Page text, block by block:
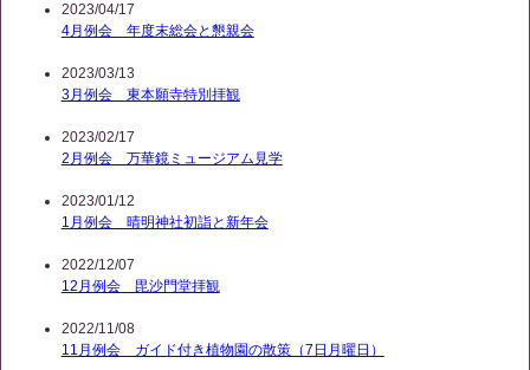
2023/04/17
4月例会 年度末総会と懇親会
2023/03/13
3月例会 東本願寺特別拝観
2023/02/17
2月例会 万華鏡ミュージアム見学
2023/01/12
1月例会 晴明神社初詣と新年会
2022/12/07
12月例会 毘沙門堂拝観
2022/11/08
11月例会 ガイド付き植物園の散策（7日月曜日）